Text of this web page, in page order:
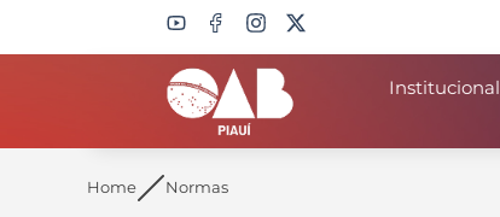
Institucional
Search
Home Normas